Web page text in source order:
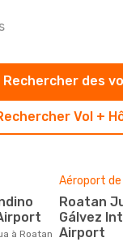
Vol +
Rechercher des
à Roatan
Aéroport
Roatan Juan Manuel
Gálvez
Airport